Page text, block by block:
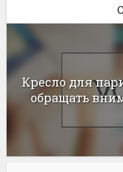
Кресло для
обращать